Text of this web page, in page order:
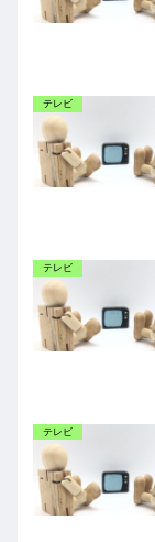
テレビ
テレビ
テレビ